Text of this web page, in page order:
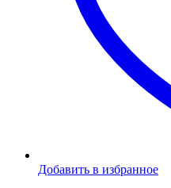
Добавить в избранное